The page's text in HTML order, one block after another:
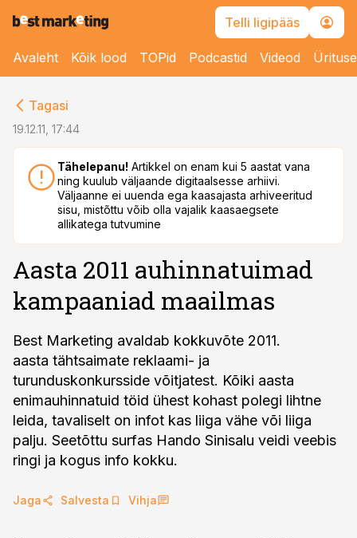
Telli ligipääs
Avaleht Kõik lood TOPid Podcastid Videod
Tagasi
19.12.11, 17:44
Tähelepanu! Artikkel on enam kui 5 aastat vana
ning kuulub väljaande digitaalsesse arhiivi.
Väljaanne ei uuenda ega kaasajasta arhiveeritud
sisu, mistõttu võib olla vajalik kaasaegsete
allikatega tutvumine
Aasta 2011 auhinnatuimad
kampaaniad maailmas
Best Marketing avaldab kokkuvõte 2011.
aasta tähtsaimate reklaami- ja
turunduskonkursside võitjatest. Kõiki aasta
enimauhinnatuid töid ühest kohast polegi lihtne
leida, tavaliselt on infot kas liiga vähe või liiga
palju. Seetõttu surfas Hando Sinisalu veidi veebis
ringi ja kogus info kokku.
Jaga Salvesta Vihja